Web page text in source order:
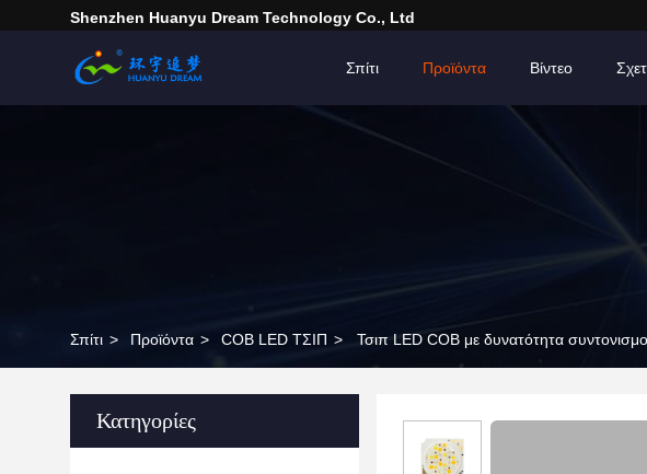
Shenzhen Huanyu Dream Technology Co., Ltd
Σπίτι Προϊόντα Βίντεο
Σπίτι > Προϊόντα > COB LED ΤΣΙΠ > Τσιπ LED COB με δυνατότητα
Κατηγορίες